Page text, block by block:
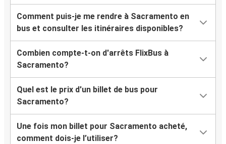
Comment puis-je me rendre à Sacramento en
bus et consulter les itinéraires disponibles?
Combien compte-t-on d'arrêts FlixBus à
Sacramento?
Quel est le prix d'un billet de bus pour
Sacramento?
Une fois mon billet pour Sacramento acheté,
comment dois-je l’utiliser?